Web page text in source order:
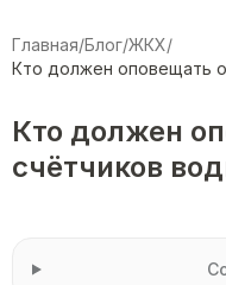
Главная/Блог/ЖКХ/
Кто должен оповещать
Кто должен
счётчиков